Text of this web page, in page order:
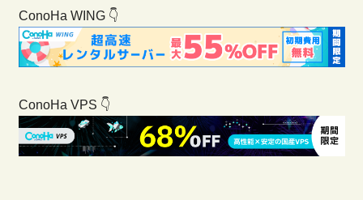
ConoHa WING 👇
ConoHa VPS 👇